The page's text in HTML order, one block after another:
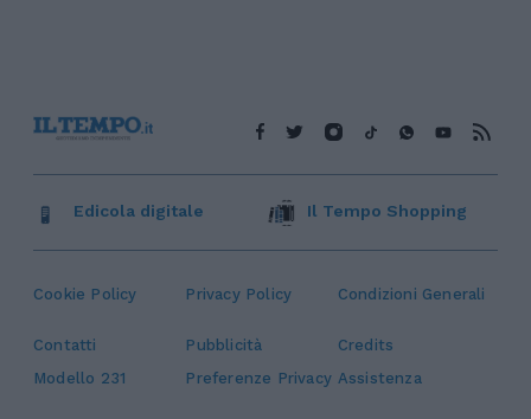
Cookie Policy Privacy Policy Condizioni Generali
Contatti Pubblicità
Credits
Modello 231
Preferenze Privacy Assistenza
Edicola digitale Il Tempo Shopping